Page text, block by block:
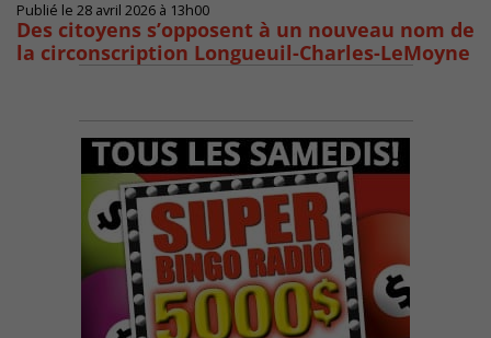
Publié le 28 avril 2026 à 13h00
Des citoyens s’opposent à un nouveau nom de
la circonscription Longueuil-Charles-LeMoyne